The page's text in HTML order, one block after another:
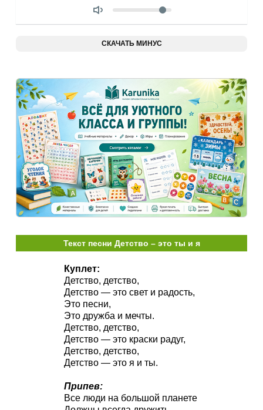
Объем
СКАЧАТЬ МИНУС
Текст песни Детство – это ты и я
Куплет:
Детство, детство,
Детство — это свет и радость,
Это песни,
Это дружба и мечты.
Детство, детство,
Детство — это краски радуг,
Детство, детство,
Детство — это я и ты.
Припев:
Все люди на большой планете